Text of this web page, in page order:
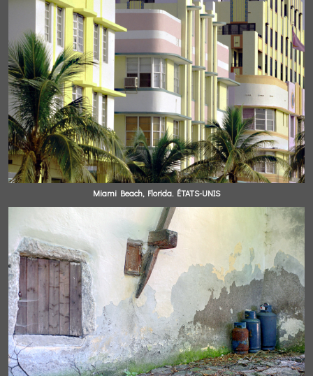
Miami Beach, Florida. ÉTATS-UNIS